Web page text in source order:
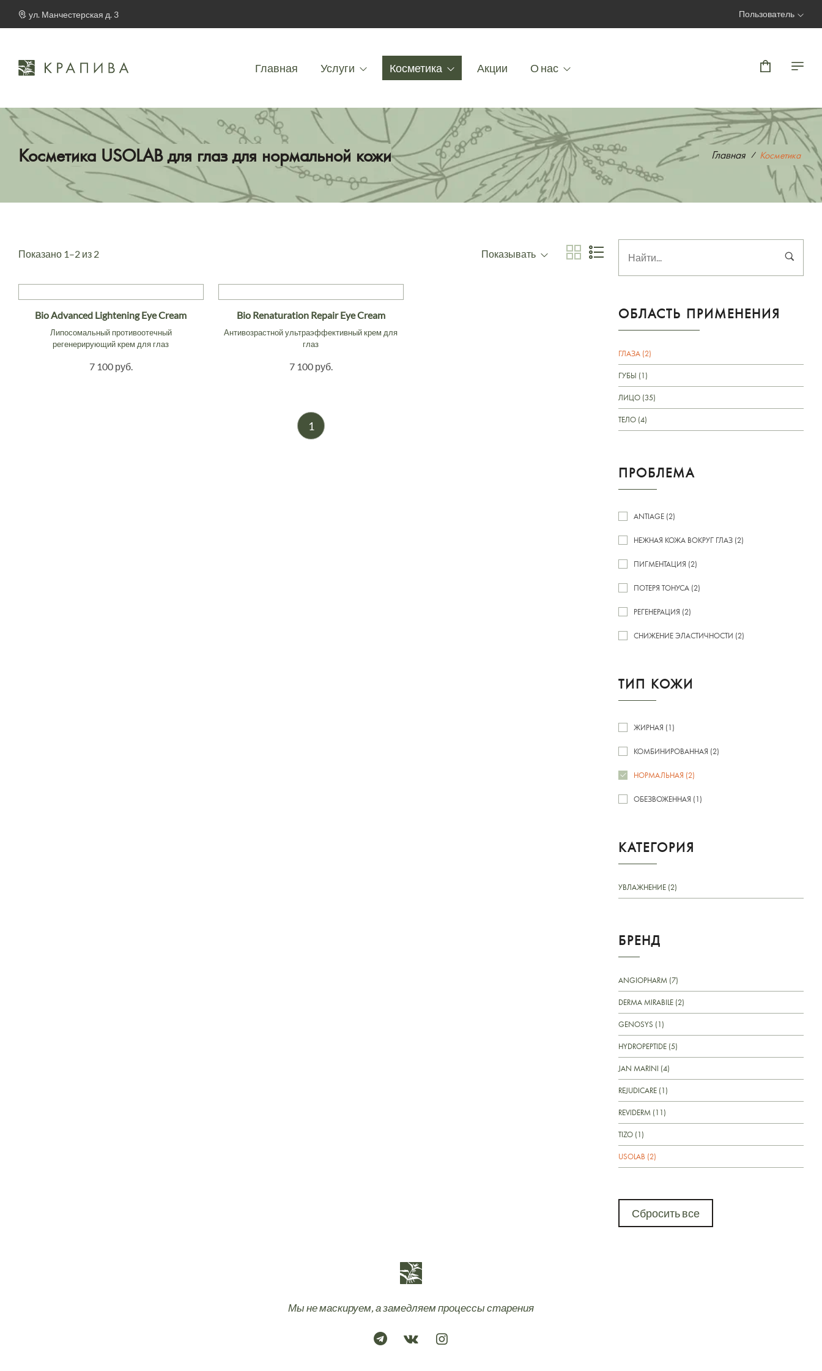
ул. Манчестерская д. 3 Пользователь
Главная Услуги Косметика Акции О нас
Косметика USOLAB для глаз для нормальной кожи Главная Косметика
Показано 1–2 из 2 Показывать
Bio Advanced Lightening Eye Cream
Липосомальный противоотечный
регенерирующий крем для глаз
7 100 руб.
Bio Renaturation Repair Eye Cream
Антивозрастной ультраэффективный крем для
глаз
7 100 руб.
1
ОБЛАСТЬ ПРИМЕНЕНИЯ
ГЛАЗА (2)
ГУБЫ (1)
ЛИЦО (35)
ТЕЛО (4)
ПРОБЛЕМА
ANTIAGE (2)
НЕЖНАЯ КОЖА ВОКРУГ ГЛАЗ (2)
ПИГМЕНТАЦИЯ (2)
ПОТЕРЯ ТОНУСА (2)
РЕГЕНЕРАЦИЯ (2)
СНИЖЕНИЕ ЭЛАСТИЧНОСТИ (2)
ТИП КОЖИ
ЖИРНАЯ (1)
КОМБИНИРОВАННАЯ (2)
НОРМАЛЬНАЯ (2)
ОБЕЗВОЖЕННАЯ (1)
КАТЕГОРИЯ
УВЛАЖНЕНИЕ (2)
БРЕНД
ANGIOPHARM (7)
DERMA MIRABILE (2)
GENOSYS (1)
HYDROPEPTIDE (5)
JAN MARINI (4)
REJUDICARE (1)
REVIDERM (11)
TIZO (1)
USOLAB (2)
Сбросить все
Мы не маскируем, а замедляем процессы старения